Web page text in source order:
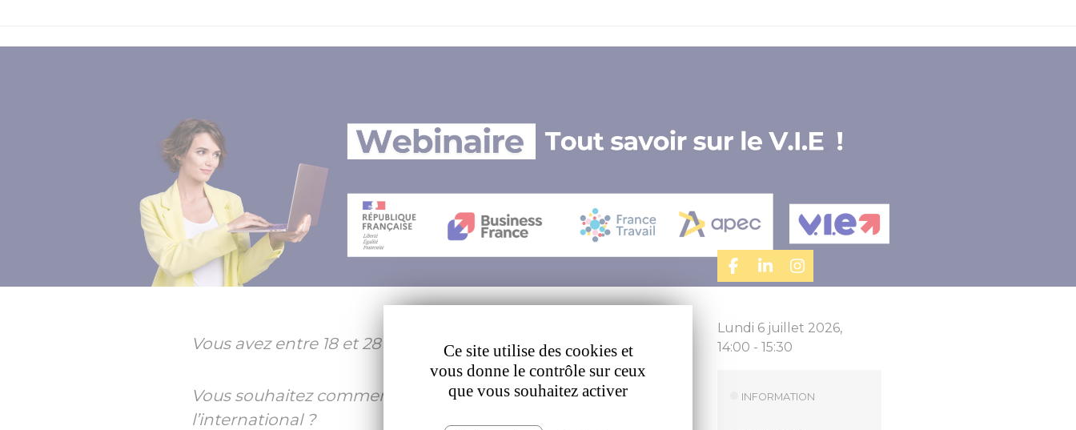
Vous avez entre 18 et 28 ans ?
Vous souhaitez commencer une aventure professionnelle à
l’international ?
Lundi 6 juillet 2026,
14:00 - 15:30
INFORMATION
Ce site utilise des cookies et
vous donne le contrôle sur ceux
que vous souhaitez activer